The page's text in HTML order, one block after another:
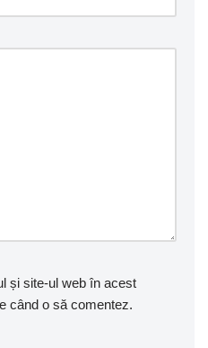
și site-ul web în acest
când o să comentez.